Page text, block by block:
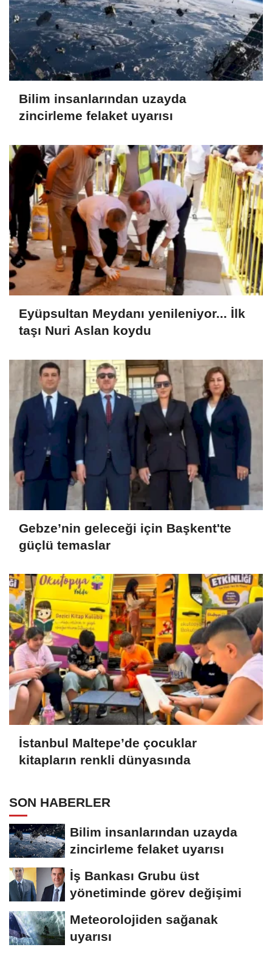
Bilim insanlarından uzayda
zincirleme felaket uyarısı
Eyüpsultan Meydanı yenileniyor... İlk
taşı Nuri Aslan koydu
Gebze’nin geleceği için Başkent'te
güçlü temaslar
İstanbul Maltepe’de çocuklar
kitapların renkli dünyasında
SON HABERLER
Bilim insanlarından uzayda
zincirleme felaket uyarısı
İş Bankası Grubu üst
yönetiminde görev değişimi
Meteorolojiden sağanak
uyarısı